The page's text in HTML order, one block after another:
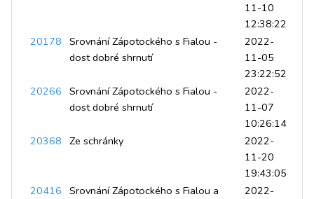
11-10
12:38:22
20178 Srovnání Zápotockého s Fialou -
dost dobré shrnutí
2022-
11-05
23:22:52
20266 Srovnání Zápotockého s Fialou -
dost dobré shrnutí
2022-
11-07
10:26:14
20368 Ze schránky
2022-
11-20
19:43:05
20416 Srovnání Zápotockého s Fialou a
2022-